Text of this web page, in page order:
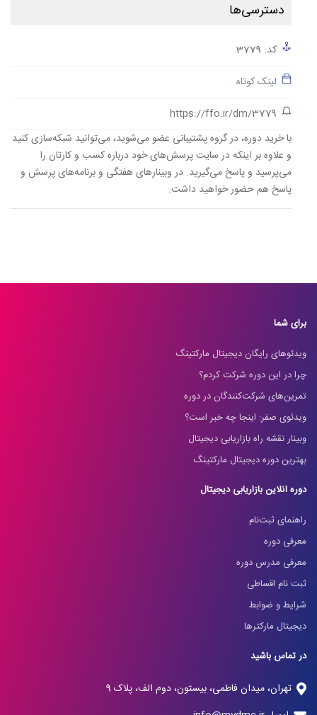
دسترسی‌ها
کد: 3779
لینک کوتاه
https://ffo.ir/dm/3779
با خرید دوره، در گروه پشتیبانی عضو می‌شوید، می‌توانید شبکه‌سازی کنید
و علاوه بر اینکه در سایت پرسش‌های خود درباره کسب و کارتان را
می‌پرسید و پاسخ می‌گیرید. در وبینارهای هفتگی و برنامه‌های پرسش و
پاسخ هم حضور خواهید داشت.
برای شما
ویدئوهای رایگان دیجیتال مارکتینگ
چرا در این دوره شرکت کردم؟
تمرین‌های شرکت‌کنندگان در دوره
ویدئوی صفر: اینجا چه خبر است؟
وبینار نقشه راه بازاریابی دیجیتال
بهترین دوره دیجیتال مارکتینگ
دوره آنلاین بازاریابی دیجیتال
راهنمای ثبت‌نام
معرفی دوره
معرفی مدرس دوره
ثبت نام اقساطی
شرایط و ضوابط
دیجیتال مارکترها
در تماس باشید
تهران، میدان فاطمی، بیستون، دوم الف، پلاک 9